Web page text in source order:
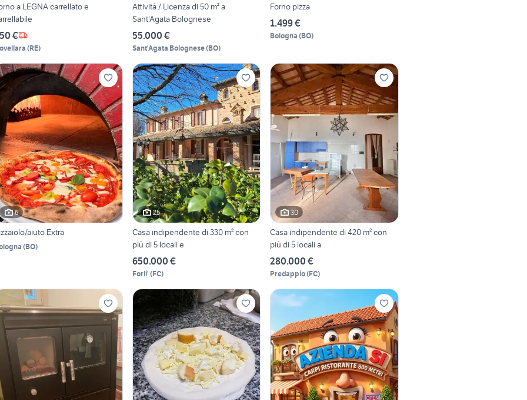
a LEGNA carrellato e
€
(RE)
Attività / Licenza di 50 m² a
Sant'Agata Bolognese
55.000 €
Sant'Agata Bolognese(BO)
Forno pizza
1.499 €
Bologna (BO)
6
aiuto Extra
(BO)
25
Casa indipendente di 330 m² con
più di 5 locali e
650.000 €
Forli' (FC)
30
Casa indipendente di 420 m² con
più di 5 locali a
280.000 €
Predappio(FC)